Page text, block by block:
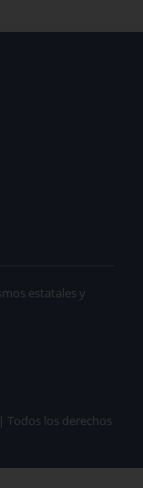
los derechos
estatales y